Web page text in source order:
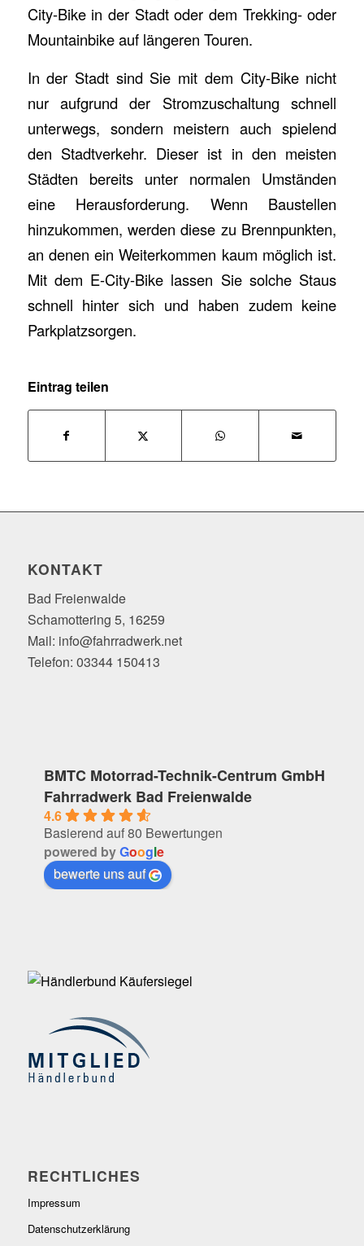
City-Bike in der Stadt oder dem Trekking- oder
Mountainbike auf längeren Touren.
In der Stadt sind Sie mit dem City-Bike nicht
nur aufgrund der Stromzuschaltung schnell
unterwegs, sondern meistern auch spielend
den Stadtverkehr. Dieser ist in den meisten
Städten bereits unter normalen Umständen
eine Herausforderung. Wenn Baustellen
hinzukommen, werden diese zu Brennpunkten,
an denen ein Weiterkommen kaum möglich ist.
Mit dem E-City-Bike lassen Sie solche Staus
schnell hinter sich und haben zudem keine
Parkplatzsorgen.
Eintrag teilen
KONTAKT
Bad Freienwalde
Schamottering 5, 16259
Mail: info@fahrradwerk.net
Telefon: 03344 150413
BMTC Motorrad-Technik-Centrum GmbH
Fahrradwerk Bad Freienwalde
4.6
Basierend auf 80 Bewertungen
powered byGoogle
bewerte uns auf
RECHTLICHES
Impressum
Datenschutzerklärung